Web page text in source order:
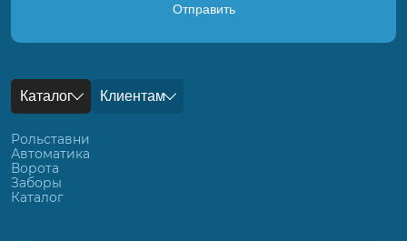
Отправить
Каталог Клиентам
Рольставни
Автоматика
Ворота
Заборы
Каталог